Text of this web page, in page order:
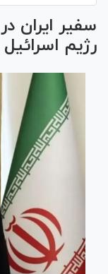
سفیر ایران
رژیم